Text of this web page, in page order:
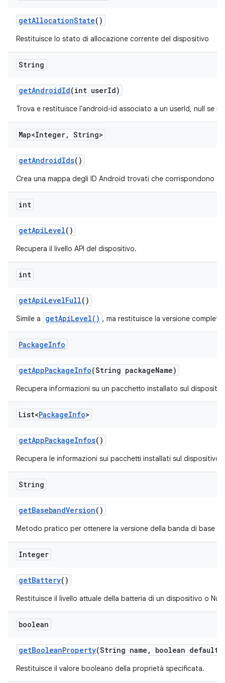
getAllocationState()
Restituisce lo stato di allocazione corrente del dispositivo
String
getAndroidId(int userId)
Trova e restituisce l'android-id associato a un userId, null se
Map<Integer, String>
getAndroidIds()
Crea una mappa degli ID Android trovati che corrispondono
int
getApiLevel()
Recupera il livello API del dispositivo.
int
getApiLevelFull()
Simile a getApiLevel() , ma restituisce la versione completa.
PackageInfo
getAppPackageInfo(String packageName)
Recupera informazioni su un pacchetto installato sul
List<PackageInfo>
getAppPackageInfos()
Recupera le informazioni sui pacchetti installati sul dispositivo.
String
getBasebandVersion()
Metodo pratico per ottenere la versione della banda di base
Integer
getBattery()
Restituisce il livello attuale della batteria di un dispositivo o
boolean
getBooleanProperty(String name , boolean default
Restituisce il valore booleano della proprietà specificata.